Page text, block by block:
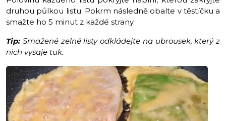
druhou půlkou listu. Pokrm následně obalte v těstíčku a
smažte ho 5 minut z každé strany.
Tip: Smažené zelné listy odkládejte na ubrousek, který z
nich vysaje tuk.